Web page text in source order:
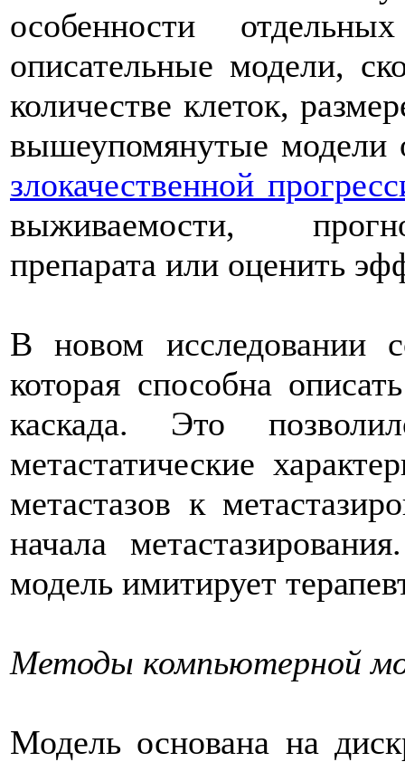
особенности
описательные модели,
количестве клеток,
вышеупомянутые модели
злокачественной
выживаемости,
препарата или оценить
В новом исследовании
которая способна
каскада. Это
метастатические
метастазов к
начала
модель имитирует
Методы компьютерной
Модель основана на